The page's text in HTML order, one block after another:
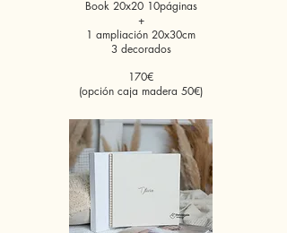
Book 20x20 10páginas
+
1 ampliación 20x30cm
3 decorados
170€
(opción caja madera 50€)